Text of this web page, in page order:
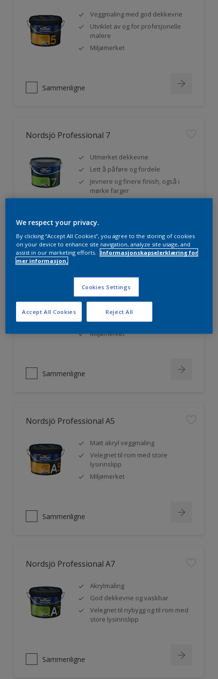
Veggmaling med god dekkevne
Utviklet av og for profesjonelle
malere
Miljømerket
Sammenligne
Nordsjö Professional 7
Utmerket dekkevne
Lett å påføre og fordele
Jevnere og finere finish, også i
mørke farger
Nordsjö Professional 20
Veggmaling med god dekkevne
Utviklet av og for profesjonelle
malere
Miljømerket
Sammenligne
Nordsjö Professional A5
Matt akryl veggmaling
Velegnet til rom med store
lysinnslipp
Miljømerket
Sammenligne
Nordsjö Professional A7
Akrylmaling
God dekkevne og vaskbar
Velegnet til nybygg og til rom med
store lysinnslipp
Sammenligne
We respect your privacy.
By clicking “Accept All Cookies”, you agree to the storing of cookies
on your device to enhance site navigation, analyze site usage, and
assist in our marketing efforts.
Informasjonskapselerklæring for
mer informasjon.
Cookies Settings
Reject All
Accept All Cookies